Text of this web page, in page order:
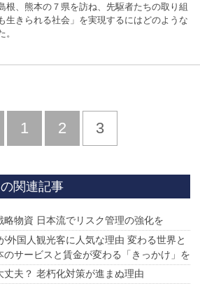
根、熊本の７県を訪ね、先駆者たちの取り組
生きられる社会」を実現するにはどのような
。
前
1 2 3
関連記事
略物資 日本流でリスク管理の強化を
外国人観光客に人気な理由 変わる世界と
サービスと賃金が変わる「きっかけ」を
夫？ 老朽化対策が進まぬ理由